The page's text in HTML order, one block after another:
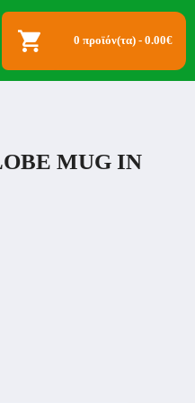
0 προϊόν(τα) - 0.00€
MUG IN